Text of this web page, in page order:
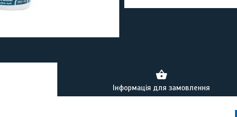
Інформація для замовлення